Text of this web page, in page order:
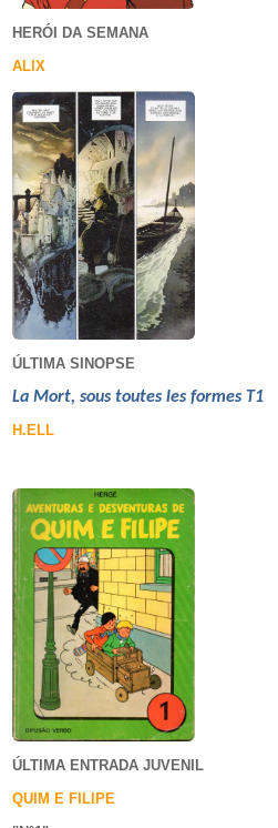
HERÓI DA SEMANA
ALIX
ÚLTIMA SINOPSE
La Mort, sous toutes les formes T1
H.ELL
ÚLTIMA ENTRADA JUVENIL
QUIM E FILIPE